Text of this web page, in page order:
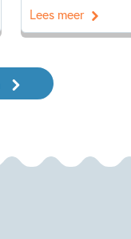
Lees meer